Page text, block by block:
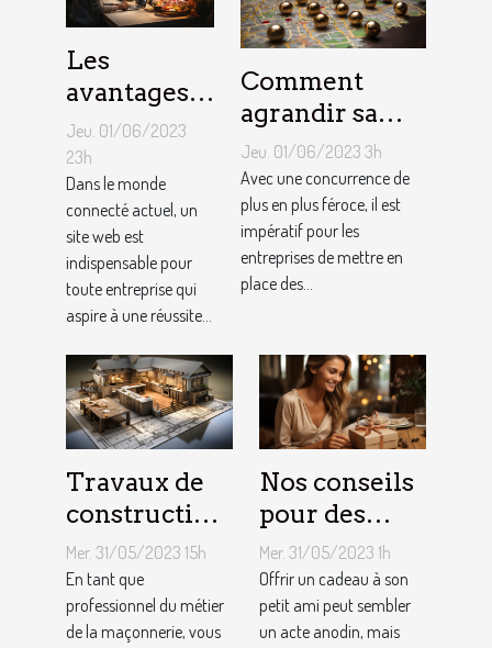
Les
avantages
de faire
appel à un
spécialiste
de
conception
de site web
Jeu. 01/06/2023
23h
Dans le monde
connecté actuel, un
site web est
indispensable pour
toute entreprise qui
aspire à une réussite...
Comment
agrandir sa
notoriété
locale et
fidéliser sa
clientèle grâce
aux outils du
référencement
Jeu. 01/06/2023 3h
Avec une concurrence de
plus en plus féroce, il est
impératif pour les
entreprises de mettre en
place des...
Travaux de
construction
d’une maison
: Comment
établir le
Mer. 31/05/2023 15h
En tant que
professionnel du métier
de la maçonnerie, vous
Nos conseils
pour des
cadeaux
idéaux et
originaux
Mer. 31/05/2023 1h
Offrir un cadeau à son
petit ami peut sembler
un acte anodin, mais